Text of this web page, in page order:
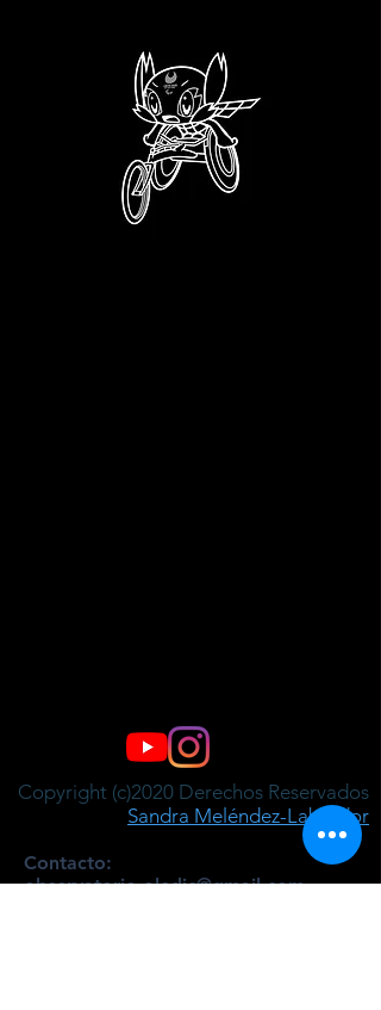
Copyright (c)2020 Derechos Reservados
Sandra Meléndez-Labrador
Contacto:
observatorio.oledic@gmail.com